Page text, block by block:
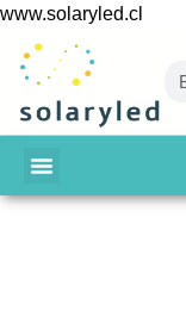
www.solaryled.cl